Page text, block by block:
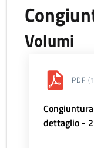
Volumi
PDF
dettaglio -